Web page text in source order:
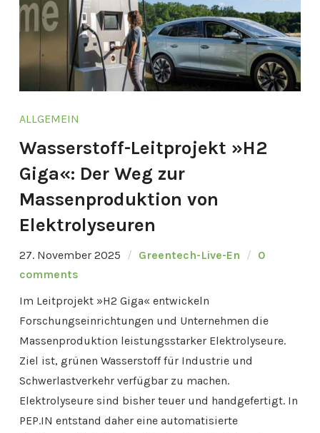
ALLGEMEIN
Wasserstoff-Leitprojekt »H2
Giga«: Der Weg zur
Massenproduktion von
Elektrolyseuren
27. November 2025 Greentech-Live-En
0
comments
Im Leitprojekt »H2 Giga« entwickeln
Forschungseinrichtungen und Unternehmen die
Massenproduktion leistungsstarker Elektrolyseure.
Ziel ist, grünen Wasserstoff für Industrie und
Schwerlastverkehr verfügbar zu machen.
Elektrolyseure sind bisher teuer und handgefertigt. In
PEP.IN entstand daher eine automatisierte